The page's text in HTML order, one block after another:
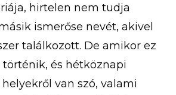
hirtelen nem tudja
ismerőse nevét, akivel
találkozott. De amikor ez
és hétköznapi
van szó, valami